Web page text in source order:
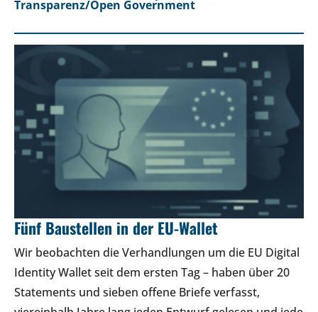
Transparenz/Open Government
Fünf Baustellen in der EU-Wallet
Wir beobachten die Verhandlungen um die EU Digital
Identity Wallet seit dem ersten Tag – haben über 20
Statements und sieben offene Briefe verfasst,